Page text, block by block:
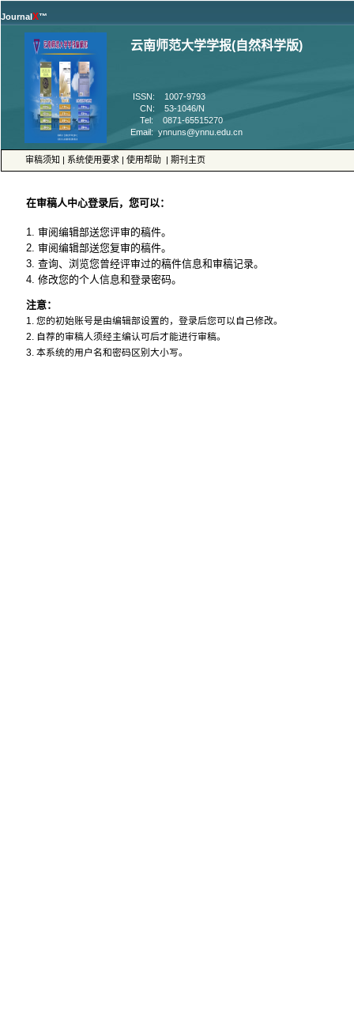
™
ISSN: 1007-9793
CN: 53-1046/N
Tel: 0871-65515270
| | |
4. 修改您的个人信息和登录密码。